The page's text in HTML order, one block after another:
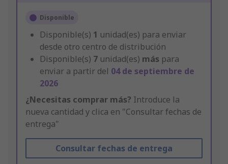
Disponible
Disponible(s) 1 unidad(es) para enviar
desde otro centro de distribución
Disponible(s) 7 unidad(es) más para
enviar a partir del 04 de septiembre de
2026
¿Necesitas comprar más? Introduce la
nueva cantidad y clica en "Consultar fechas de
entrega"
Consultar fechas de entrega